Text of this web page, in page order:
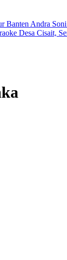
Banten Andra
Desa Cisait,